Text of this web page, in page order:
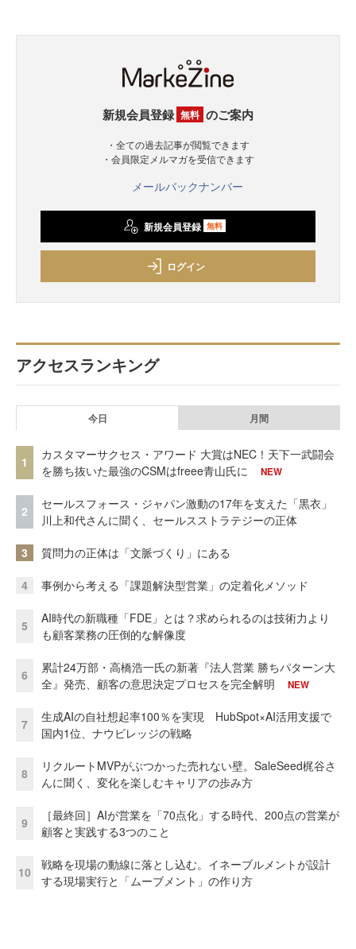
新規会員登録 無料 のご案内
・全ての過去記事が閲覧できます
・会員限定メルマガを受信できます
メールバックナンバー
新規会員登録 無料
ログイン
アクセスランキング
今日 月間
1
カスタマーサクセス・アワード 大賞はNEC！天下一武闘会
を勝ち抜いた最強のCSMはfreee青山氏に
NEW
2
セールスフォース・ジャパン激動の17年を支えた「黒衣」
川上和代さんに聞く、セールスストラテジーの正体
3 質問力の正体は「文脈づくり」にある
4 事例から考える「課題解決型営業」の定着化メソッド
5
AI時代の新職種「FDE」とは？求められるのは技術力より
も顧客業務の圧倒的な解像度
6
累計24万部・高橋浩一氏の新著『法人営業 勝ちパターン大
全』発売、顧客の意思決定プロセスを完全解明
NEW
7
生成AIの自社想起率100％を実現 HubSpot×AI活用支援で
国内1位、ナウビレッジの戦略
8
リクルートMVPがぶつかった売れない壁。SaleSeed梶谷さ
んに聞く、変化を楽しむキャリアの歩み方
9
［最終回］AIが営業を「70点化」する時代、200点の営業が
顧客と実践する3つのこと
10
戦略を現場の動線に落とし込む。イネーブルメントが設計
する現場実行と「ムーブメント」の作り方